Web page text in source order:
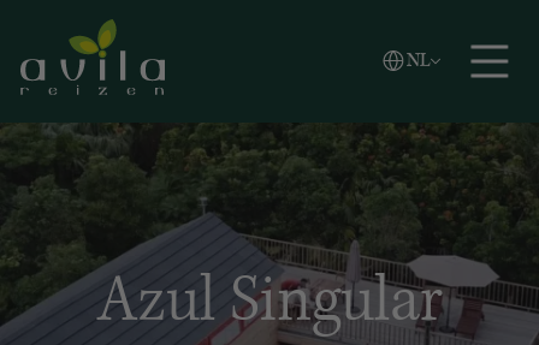
Zoeken
NL
Vlaams
English
Azul Singular